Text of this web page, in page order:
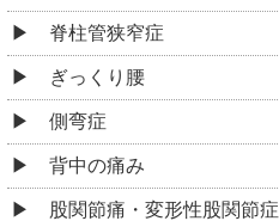
脊柱管狭窄症
ぎっくり腰
側弯症
背中の痛み
股関節痛・変形性股関節症